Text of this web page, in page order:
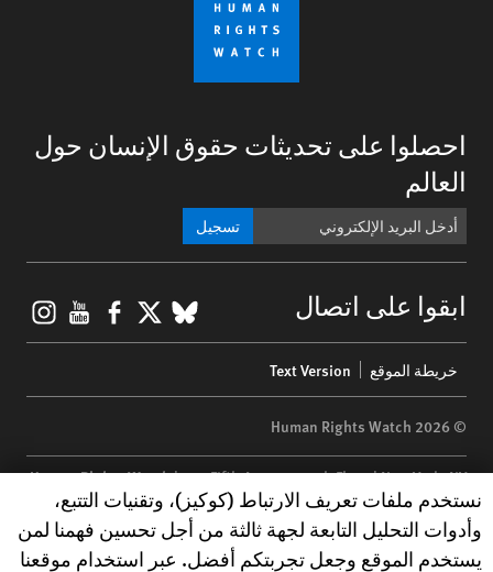
احصلوا على تحديثات حقوق الإنسان حول
العالم
تسجيل
ابقوا على اتصال BlueSky
X
menu
خريطة الموقع Text Version
© 2026 Human Rights Watch
Human Rights Watch| 350 Fifth Avenue, 34th Floor | New York,NY
10118-3299 USA|t 1.212.290.4700
Human Rights Watchis a 501(C)(3) nonprofit registered in the US
under EIN: 13-2875808
Human Rights Watch cookie preferences
نستخدم ملفات تعريف الارتباط (كوكيز)، وتقنيات التتبع،
وأدوات التحليل التابعة لجهة ثالثة من أجل تحسين فهمنا لمن
يستخدم الموقع وجعل تجربتكم أفضل. عبر استخدام موقعنا